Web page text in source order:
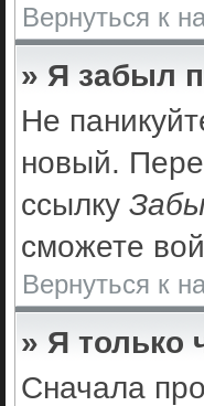
Вернуться к
» Я забыл
Не
новый.
ссылку
сможете
Вернуться к
» Я только
Сначала